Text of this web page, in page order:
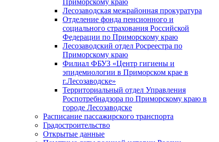
Приморскому краю
Лесозаводская межрайонная прокуратура
Отделение фонда пенсионного и
социального страхования Российской
Федерации по Приморскому краю
Лесозаводский отдел Росреестра по
Приморскому краю
Филиал ФБУЗ «Центр гигиены и
эпидемиологии в Приморском крае в
г.Лесозаводске»
Территориальный отдел Управления
Роспотребнадзора по Приморскому краю в
городе Лесозаводске
Расписание пассажирского транспорта
Градостроительство
Открытые данные